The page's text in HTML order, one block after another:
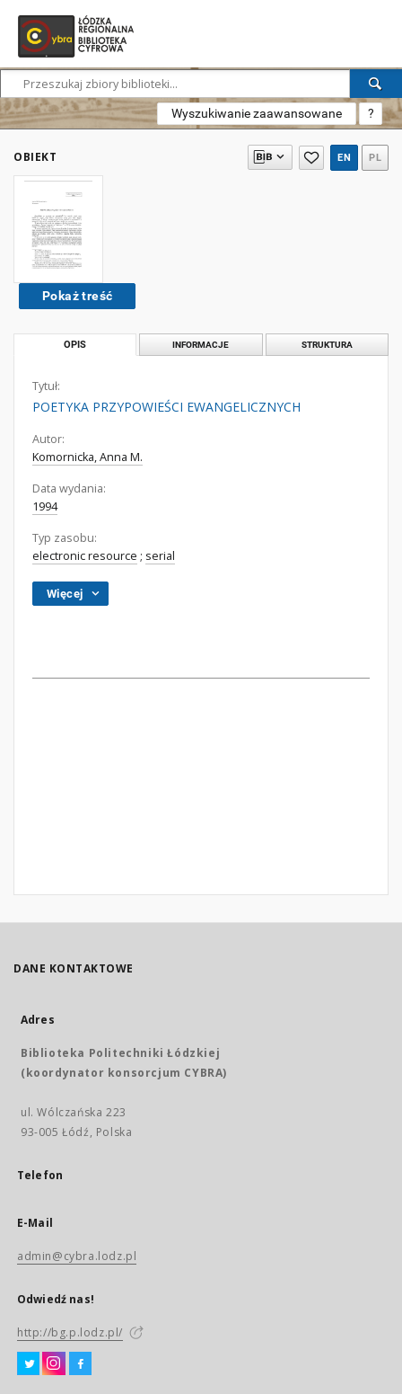
Wyszukiwanie zaawansowane ?
OBIEKT EN PL
Pokaż treść
OPIS INFORMACJE STRUKTURA
Tytuł:
POETYKA PRZYPOWIEŚCI EWANGELICZNYCH
Autor:
Komornicka, Anna M.
Data wydania:
1994
Typ zasobu:
electronic resource ; serial
Więcej
DANE KONTAKTOWE
Adres
Biblioteka Politechniki Łódzkiej
(koordynator konsorcjum CYBRA)
ul. Wólczańska 223
93-005 Łódź, Polska
Telefon
E-Mail
admin@cybra.lodz.pl
Odwiedź nas!
http://bg.p.lodz.pl/